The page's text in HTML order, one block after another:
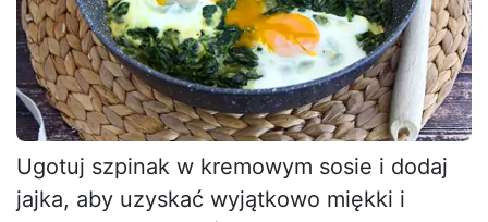
Ugotuj szpinak w kremowym sosie i dodaj
jajka, aby uzyskać wyjątkowo miękki i